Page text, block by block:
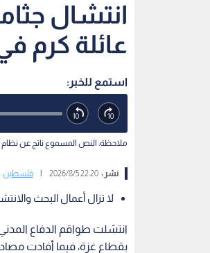
عائلة كرم
استمع للخبر:
ملاحظة: النص المسموع ناتج عن نظام
نشر :22:20 2026/8/5 فلسطين
لا تزال أعمال البحث
بقطاع غزة، فيما أفادت